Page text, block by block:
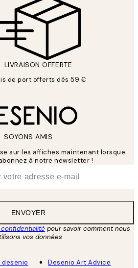
LIVRAISON OFFERTE
de port offerts dès 59 €
SOYONS AMIS
sur les affiches maintenant lorsque
à notre newsletter !
ENVOYER
pour savoir comment nous
vos données
desenio
Desenio Art Advice